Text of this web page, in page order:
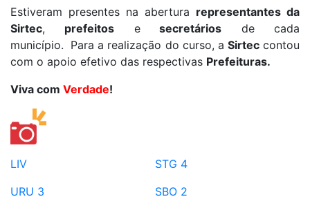
Estiveram presentes na abertura representantes da
Sirtec, prefeitos esecretários de cada
município. Para a realização do curso, a Sirteccontou
com o apoio efetivo das respectivas Prefeituras.
Viva com Verdade!
LIV
STG 4
URU 3
SBO 2